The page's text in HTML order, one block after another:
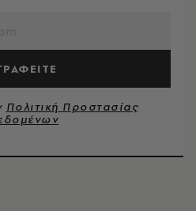
Πολιτική Προστασίας